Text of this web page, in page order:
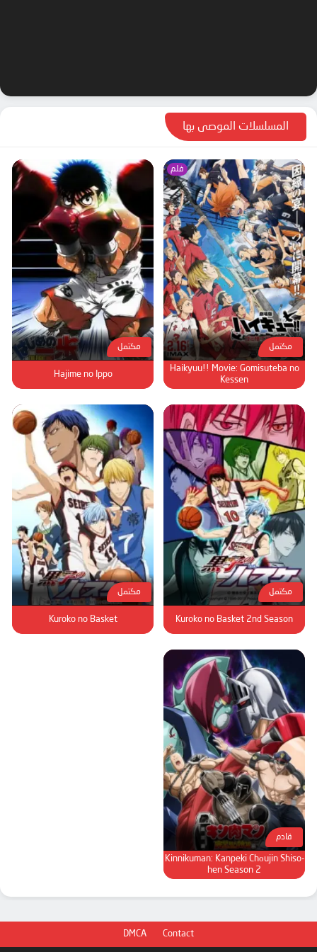
المسلسلات الموصى بها
فلم
مكتمل
Haikyuu!! Movie: Gomisuteba no
Kessen
مكتمل
Hajime no Ippo
مكتمل
Kuroko no Basket 2nd Season
مكتمل
Kuroko no Basket
قادم
Kinnikuman: Kanpeki Chоujin Shiso-
hen Season 2
DMCA Contact